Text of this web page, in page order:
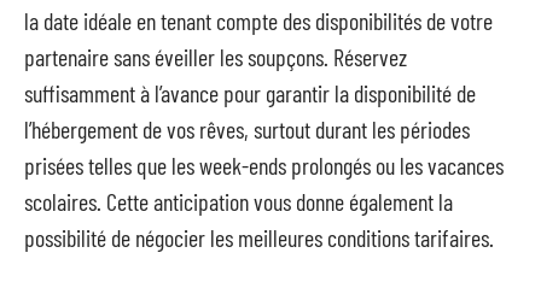
la date idéale en tenant compte des disponibilités de votre
partenaire sans éveiller les soupçons. Réservez
suffisamment à l’avance pour garantir la disponibilité de
l’hébergement de vos rêves, surtout durant les périodes
prisées telles que les week-ends prolongés ou les vacances
scolaires. Cette anticipation vous donne également la
possibilité de négocier les meilleures conditions tarifaires.